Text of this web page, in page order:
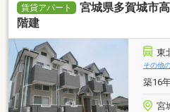
賃貸アパート
宮城県多賀城市
階建
東
その他
築16
宮